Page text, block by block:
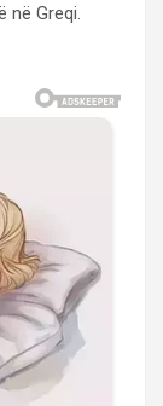
në Greqi.